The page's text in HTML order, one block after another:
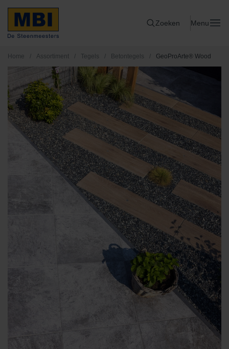
Zoeken Menu
Home / Assortiment / Tegels / Betontegels / GeoProArte® Wood